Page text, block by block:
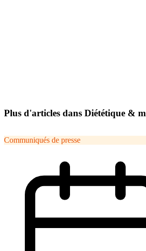
Plus d'articles dans Diététique &
Communiqués de presse